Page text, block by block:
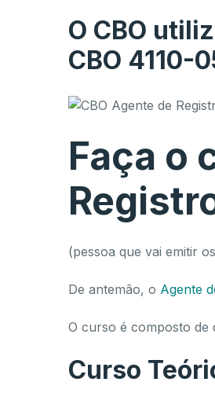
O CBO
CBO 4110-
Faça o
(pessoa que vai emitir
De antemão, o Agente
O curso é composto de
Curso